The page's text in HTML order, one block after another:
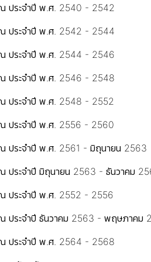
ประจำปี พ.ศ. 2540 - 2542
ประจำปี พ.ศ. 2542 - 2544
ประจำปี พ.ศ. 2544 - 2546
ประจำปี พ.ศ. 2546 - 2548
ประจำปี พ.ศ. 2548 - 2552
ประจำปี พ.ศ. 2556 - 2560
ประจำปี พ.ศ. 2561 - มิถุนายน 2563
ประจำปี มิถุนายน 2563 - ธันวาคม
ประจำปี พ.ศ. 2552 - 2556
ประจำปี ธันวาคม 2563 - พฤษภาคม
ประจำปี พ.ศ. 2564 - 2568